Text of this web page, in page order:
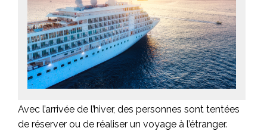
Avec l’arrivée de l’hiver, des personnes sont tentées
de réserver ou de réaliser un voyage à l’étranger.